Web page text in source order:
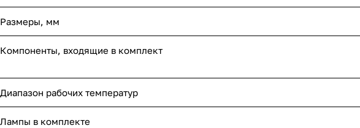
Размеры, мм
Компоненты, входящие в комплект
Диапазон рабочих температур
Лампы в комплекте